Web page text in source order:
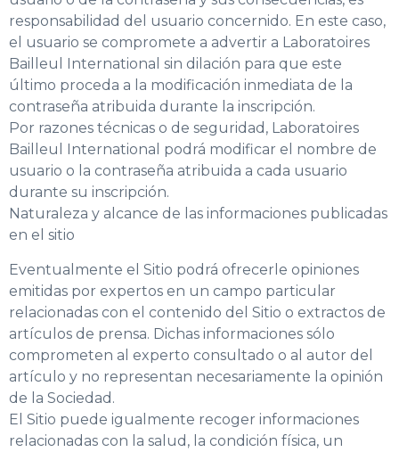
responsabilidad del usuario concernido. En este caso,
el usuario se compromete a advertir a Laboratoires
Bailleul International sin dilación para que este
último proceda a la modificación inmediata de la
contraseña atribuida durante la inscripción.
Por razones técnicas o de seguridad, Laboratoires
Bailleul International podrá modificar el nombre de
usuario o la contraseña atribuida a cada usuario
durante su inscripción.
Naturaleza y alcance de las informaciones publicadas
en el sitio
Eventualmente el Sitio podrá ofrecerle opiniones
emitidas por expertos en un campo particular
relacionadas con el contenido del Sitio o extractos de
artículos de prensa. Dichas informaciones sólo
comprometen al experto consultado o al autor del
artículo y no representan necesariamente la opinión
de la Sociedad.
El Sitio puede igualmente recoger informaciones
relacionadas con la salud, la condición física, un